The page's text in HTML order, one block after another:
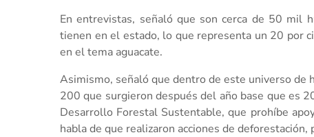
En entrevistas, señaló que son cerca de 50 mil
tienen en el estado, lo que representa un 20 por
en el tema aguacate.
Asimismo, señaló que dentro de este universo
200 que surgieron después del año base que es
Desarrollo Forestal Sustentable, que prohíbe
habla de que realizaron acciones de